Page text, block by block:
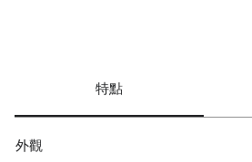
特點
外觀